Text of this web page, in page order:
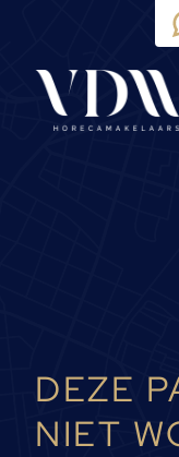
inhoud
DEZE
NIET